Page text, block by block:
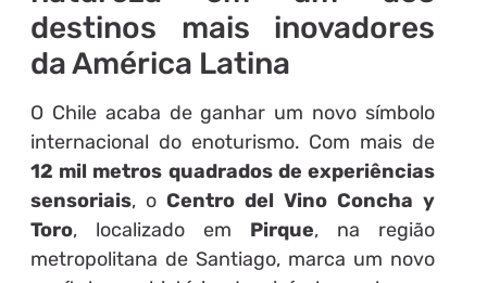
destinos mais inovadores
da América Latina
O Chile acaba de ganhar um novo símbolo
internacional do enoturismo. Com mais de
12 mil metros quadrados de experiências
sensoriais, o Centro del Vino Concha y
Toro, localizado em Pirque, na região
metropolitana de Santiago, marca um novo